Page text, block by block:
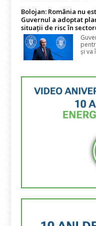
Bolojan: România nu
Guvernul a adoptat
situații de risc în
și va